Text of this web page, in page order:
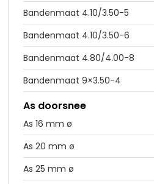
Bandenmaat 4.10/3.50-5
Bandenmaat 4.10/3.50-6
Bandenmaat 4.80/4.00-8
Bandenmaat 9×3.50-4
As doorsnee
As 16 mm ø
As 20 mm ø
As 25 mm ø